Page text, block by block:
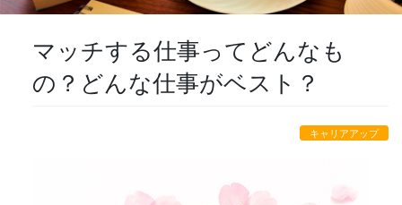
マッチする仕事ってどんなも
の？どんな仕事がベスト？
キャリアアップ